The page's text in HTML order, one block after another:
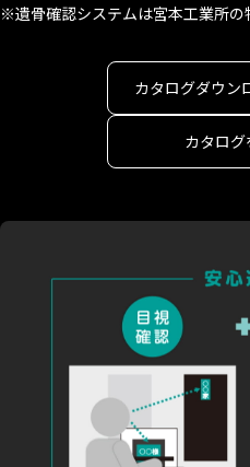
※遺骨確認システムは宮本工業所の
カタログダウン
カタログ